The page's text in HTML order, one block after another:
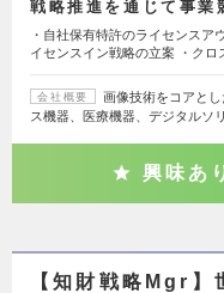
戦略推進を通じて事業
・自社保有特許のライセンスア
イセンスイン戦略の立案 ・クロ
会社概要
画像技術をコアと
ス機器、医療機器、デジタルソ
興味あ
【知財戦略Mgr